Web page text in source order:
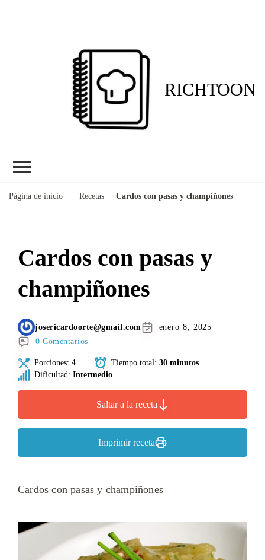
RICHTOON
Página de inicio Recetas Cardos con pasas y champiñones
Cardos con pasas y
champiñones
josericardoorte@gmail.com
enero 8, 2025
0 Comentarios
Porciones: 4 Tiempo total: 30 minutos
Dificultad: Intermedio
Saltar a la receta
Imprimir receta
Cardos con pasas y champiñones